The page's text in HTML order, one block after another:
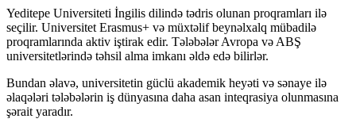
Yeditepe Universiteti İngilis dilində tədris olunan proqramları ilə
seçilir. Universitet Erasmus+ və müxtəlif beynəlxalq mübadilə
proqramlarında aktiv iştirak edir. Tələbələr Avropa və ABŞ
universitetlərində təhsil alma imkanı əldə edə bilirlər.
Bundan əlavə, universitetin güclü akademik heyəti və sənaye ilə
əlaqələri tələbələrin iş dünyasına daha asan inteqrasiya olunmasına
şərait yaradır.